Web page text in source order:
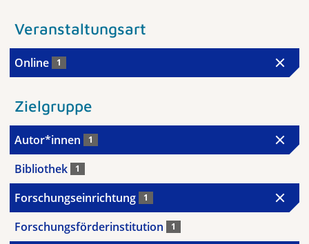
Veranstaltungsart
Online 1
Zielgruppe
Autor*innen 1
Bibliothek 1
Forschungseinrichtung 1
Forschungsförderinstitution 1